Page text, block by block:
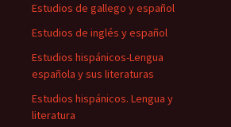
Estudios de gallego y español
Estudios de inglés y español
Estudios hispánicos-Lengua
española y sus literaturas
Estudios hispánicos. Lengua y
literatura